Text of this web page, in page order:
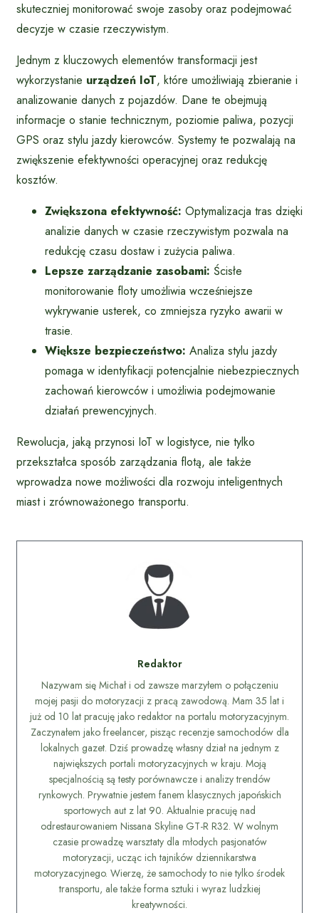
skuteczniej monitorować swoje zasoby oraz podejmować
decyzje w czasie rzeczywistym.
Jednym z kluczowych elementów transformacji jest
wykorzystanie urządzeń IoT, które umożliwiają zbieranie i
analizowanie danych z pojazdów. Dane te obejmują
informacje o stanie technicznym, poziomie paliwa, pozycji
GPS oraz stylu jazdy kierowców. Systemy te pozwalają na
zwiększenie efektywności operacyjnej oraz redukcję
kosztów.
Zwiększona efektywność: Optymalizacja tras dzięki
analizie danych w czasie rzeczywistym pozwala na
redukcję czasu dostaw i zużycia paliwa.
Lepsze zarządzanie zasobami: Ścisłe
monitorowanie floty umożliwia wcześniejsze
wykrywanie usterek, co zmniejsza ryzyko awarii w
trasie.
Większe bezpieczeństwo: Analiza stylu jazdy
pomaga w identyfikacji potencjalnie niebezpiecznych
zachowań kierowców i umożliwia podejmowanie
działań prewencyjnych.
Rewolucja, jaką przynosi IoT w logistyce, nie tylko
przekształca sposób zarządzania flotą, ale także
wprowadza nowe możliwości dla rozwoju inteligentnych
miast i zrównoważonego transportu.
Redaktor
Nazywam się Michał i od zawsze marzyłem o połączeniu
mojej pasji do motoryzacji z pracą zawodową. Mam 35 lat i
już od 10 lat pracuję jako redaktor na portalu motoryzacyjnym.
Zaczynałem jako freelancer, pisząc recenzje samochodów dla
lokalnych gazet. Dziś prowadzę własny dział na jednym z
największych portali motoryzacyjnych w kraju. Moją
specjalnością są testy porównawcze i analizy trendów
rynkowych. Prywatnie jestem fanem klasycznych japońskich
sportowych aut z lat 90. Aktualnie pracuję nad
odrestaurowaniem Nissana Skyline GT-R R32. W wolnym
czasie prowadzę warsztaty dla młodych pasjonatów
motoryzacji, ucząc ich tajników dziennikarstwa
motoryzacyjnego. Wierzę, że samochody to nie tylko środek
transportu, ale także forma sztuki i wyraz ludzkiej
kreatywności.